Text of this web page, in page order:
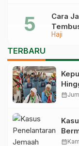
Haji
Cara
TERBARU
calendar_month
calendar_month